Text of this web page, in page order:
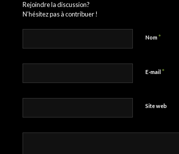
Rejoindre la discussion?
N’hésitez pas à contribuer !
Nom*
E-mail *
Site web